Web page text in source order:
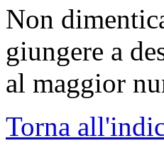
Non
giungere a
al maggior
Torna